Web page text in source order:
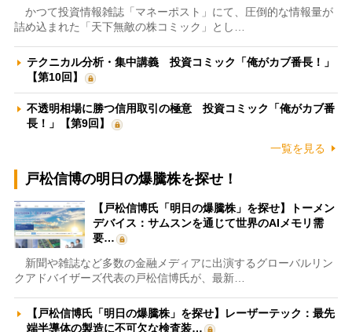
かつて投資情報雑誌「マネーポスト」にて、圧倒的な情報量が
詰め込まれた「天下無敵の株コミック」とし…
テクニカル分析・集中講義 投資コミック「俺がカブ番長！」
【第10回】
不透明相場に勝つ信用取引の極意 投資コミック「俺がカブ番
長！」【第9回】
一覧を見る
戸松信博の明日の爆騰株を探せ！
【戸松信博氏「明日の爆騰株」を探せ】トーメン
デバイス：サムスンを通じて世界のAIメモリ需
要…
新聞や雑誌など多数の金融メディアに出演するグローバルリン
クアドバイザーズ代表の戸松信博氏が、最新…
【戸松信博氏「明日の爆騰株」を探せ】レーザーテック：最先
端半導体の製造に不可欠な検査装…